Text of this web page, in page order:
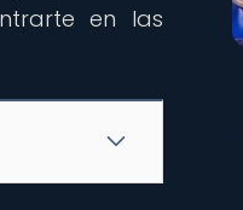
en las